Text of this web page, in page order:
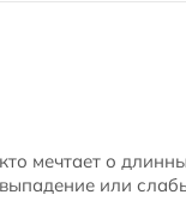
мечтает о
или